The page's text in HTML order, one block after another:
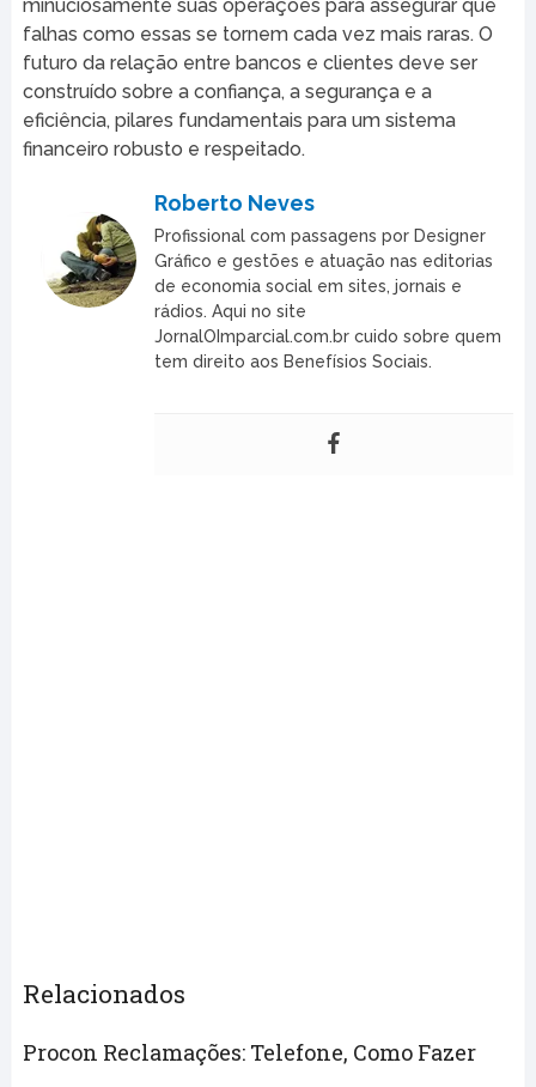
minuciosamente suas operações para assegurar que
falhas como essas se tornem cada vez mais raras. O
futuro da relação entre bancos e clientes deve ser
construído sobre a confiança, a segurança e a
eficiência, pilares fundamentais para um sistema
financeiro robusto e respeitado.
Roberto Neves
Profissional com passagens por Designer
Gráfico e gestões e atuação nas editorias
de economia social em sites, jornais e
rádios. Aqui no site
JornalOImparcial.com.br cuido sobre quem
tem direito aos Benefísios Sociais.
Relacionados
Procon Reclamações: Telefone, Como Fazer